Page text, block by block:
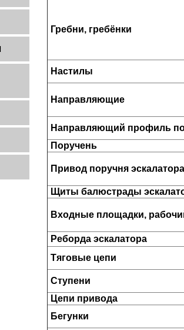
Гребни, гребёнки
Настилы
Направляющие
Направляющий профиль
Поручень
Привод поручня эскалатора
Щиты балюстрады
Входные площадки,
Реборда эскалатора
Тяговые цепи
Ступени
Цепи привода
Бегунки